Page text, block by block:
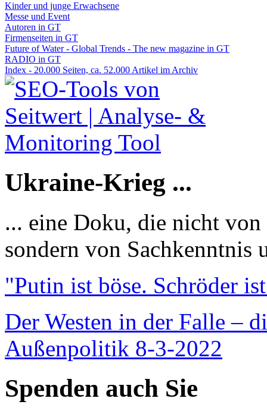
Kinder und junge Erwachsene
Messe und Event
Autoren in GT
Firmenseiten in GT
Future of Water - Global Trends - The new magazine in GT
RADIO in GT
Index - 20.000 Seiten, ca. 52.000 Artikel im Archiv
Ukraine-Krieg ...
... eine Doku, die nicht
sondern von Sachkenntnis
"Putin ist böse. Schröder
Der Westen in der Falle –
Außenpolitik 8-3-2022
Spenden auch Sie